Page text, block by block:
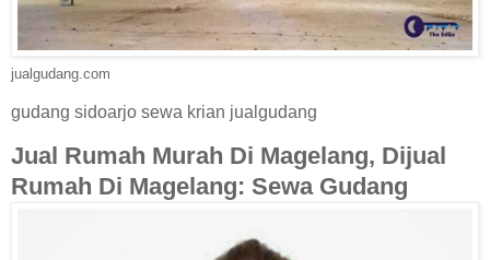
jualgudang.com
gudang sidoarjo sewa krian jualgudang
Jual Rumah Murah Di Magelang, Dijual
Rumah Di Magelang: Sewa Gudang